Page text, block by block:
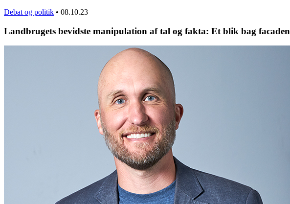
Debat og politik • 08.10.23
Landbrugets bevidste manipulation af tal og fakta: Et blik bag facaden